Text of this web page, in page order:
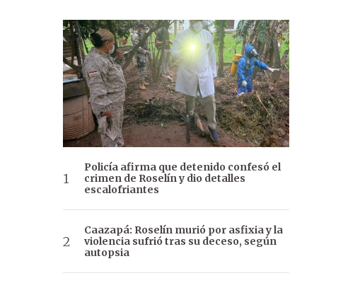
Policía afirma que detenido confesó el
crimen de Roselín y dio detalles
escalofriantes
Caazapá: Roselín murió por asfixia y la
violencia sufrió tras su deceso, según
autopsia